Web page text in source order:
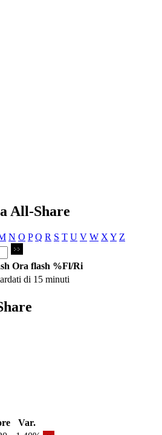
All-Share
N O P Q R S T U V W X Y Z
Ora flash %Fl/Ri
di 15 minuti
Var.